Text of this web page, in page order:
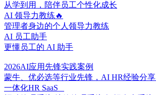
从学到用，陪伴员工个性化成长
AI 领导力教练🔥
管理者身边的个人领导力教练
AI 员工助手
更懂员工的 AI 助手
2026AI应用先锋实践案例
蒙牛、优必选等行业先锋，AI HR经验分享
一体化HR SaaS